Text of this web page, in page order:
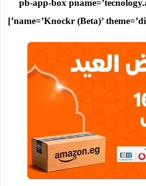
[pb-app-box
name=’Knockr (Beta)’